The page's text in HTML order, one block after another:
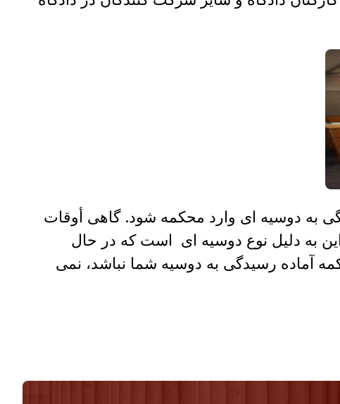
به دوسیه ای وارد محکمه شود. گاهی أوقات
به دلیل نوع دوسیه ای است که در حال
آماده رسیدگی به دوسیه شما نباشد، نمی